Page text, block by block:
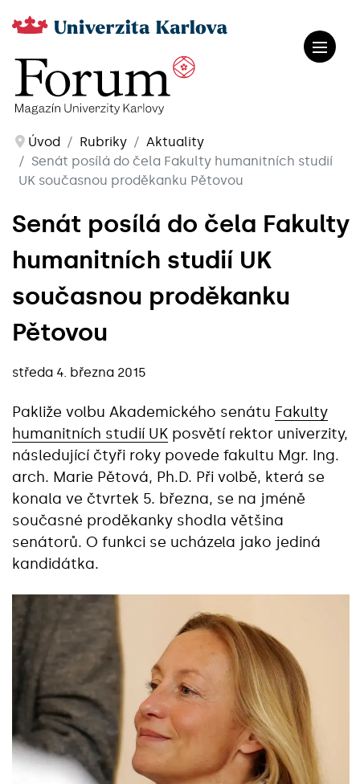
Úvod Rubriky
Aktuality
Senát posílá do čela Fakulty humanitních studií
UK současnou proděkanku Pětovou
Senát posílá do čela Fakulty
humanitních studií UK
současnou proděkanku
Pětovou
středa 4. března 2015
Pakliže volbu Akademického senátu Fakulty
humanitních studií UK posvětí rektor univerzity,
následující čtyři roky povede fakultu Mgr. Ing.
arch. Marie Pětová, Ph.D. Při volbě, která se
konala ve čtvrtek 5. března, se na jméně
současné proděkanky shodla většina
senátorů. O funkci se ucházela jako jediná
kandidátka.